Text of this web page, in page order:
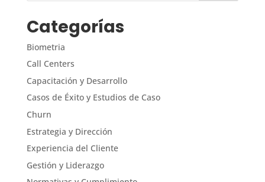
Categorías
Biometria
Call Centers
Capacitación y Desarrollo
Casos de Éxito y Estudios de Caso
Churn
Estrategia y Dirección
Experiencia del Cliente
Gestión y Liderazgo